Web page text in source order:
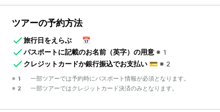
ツアーの予約方法
旅行日をえらぶ
📅
パスポートに記載のお名前（英字）の用意 ※1
クレジットカードか銀行振込でお支払い 💳 ※2
※1 一部ツアーでは予約時にパスポート情報が必須となります。
※2 一部ツアーではクレジットカード決済のみとなります。